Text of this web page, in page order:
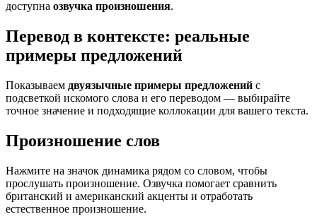
доступна озвучка произношения.
Перевод в контексте: реальные
примеры предложений
Показываем двуязычные примеры предложений с
подсветкой искомого слова и его переводом — выбирайте
точное значение и подходящие коллокации для вашего текста.
Произношение слов
Нажмите на значок динамика рядом со словом, чтобы
прослушать произношение. Озвучка помогает сравнить
британский и американский акценты и отработать
естественное произношение.